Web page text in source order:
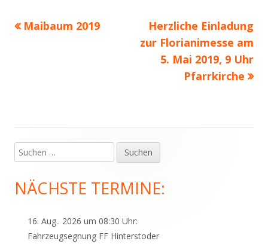
Beitragsnavigation
Vorheriger
Maibaum 2019
Nächster
Beitrag
Herzliche Einladung
zur Florianimesse am
5. Mai 2019, 9 Uhr
Pfarrkirche
Haupt-
Seitenleiste
Suchen
nach:
NÄCHSTE TERMINE:
16. Aug.. 2026 um 08:30 Uhr:
Fahrzeugsegnung FF Hinterstoder